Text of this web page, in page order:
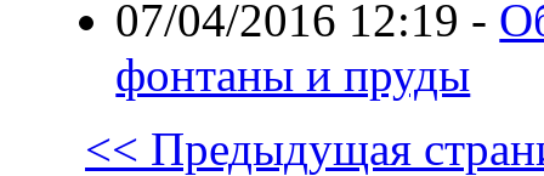
07/04/2016 12:19 -
фонтаны и пруды
<< Предыдущая